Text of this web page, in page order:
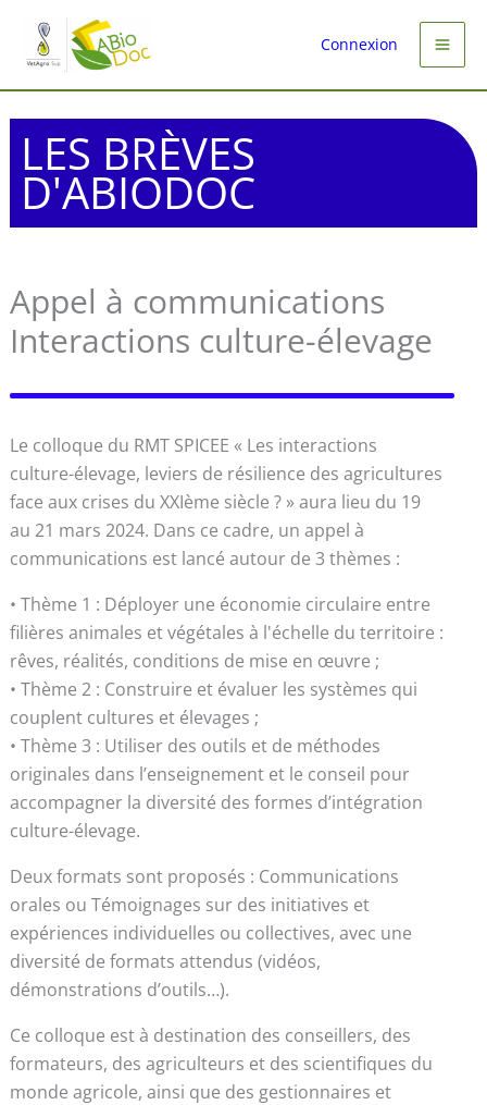
contenu
Connexion
LES BRÈVES
D'ABIODOC
Appel à communications
Interactions culture-élevage
Le colloque du RMT SPICEE « Les interactions
culture-élevage, leviers de résilience des agricultures
face aux crises du XXIème siècle ? » aura lieu du 19
au 21 mars 2024. Dans ce cadre, un appel à
communications est lancé autour de 3 thèmes :
• Thème 1 : Déployer une économie circulaire entre
filières animales et végétales à l'échelle du territoire :
rêves, réalités, conditions de mise en œuvre ;
• Thème 2 : Construire et évaluer les systèmes qui
couplent cultures et élevages ;
• Thème 3 : Utiliser des outils et de méthodes
originales dans l’enseignement et le conseil pour
accompagner la diversité des formes d’intégration
culture-élevage.
Deux formats sont proposés : Communications
orales ou Témoignages sur des initiatives et
expériences individuelles ou collectives, avec une
diversité de formats attendus (vidéos,
démonstrations d’outils…).
Ce colloque est à destination des conseillers, des
formateurs, des agriculteurs et des scientifiques du
monde agricole, ainsi que des gestionnaires et